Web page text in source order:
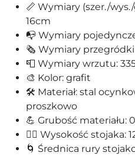
📏 Wymiary (szer./wys./
16cm
📭 Wymiary
🗞️ Wymiary przegródki
📮 Wymiary wrzutu:
🎨 Kolor: grafit
🛠️ Materiał: stal
proszkowo
💪 Grubość materiału:
🚶‍♂️ Wysokość stojaka:
🌀 Średnica rury